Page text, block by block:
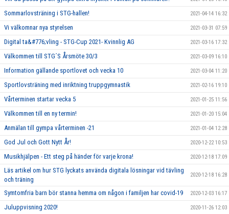
Sommarlovsträning i STG-hallen! 2021-04-14 16:32
Vi välkomnar nya styrelsen 2021-03-31 07:59
Digital ta&#776;vling - STG-Cup 2021- Kvinnlig AG 2021-03-16 17:32
Välkommen till STG´S Årsmöte 30/3 2021-03-09 16:10
Information gällande sportlovet och vecka 10 2021-03-04 11:20
Sportlovsträning med inriktning truppgymnastik 2021-02-16 19:10
Vårterminen startar vecka 5 2021-01-25 11:56
Välkommen till en ny termin! 2021-01-20 15:04
Anmälan till gympa vårterminen -21 2021-01-04 12:28
God Jul och Gott Nytt År! 2020-12-22 10:53
Musikhjälpen - Ett steg på händer för varje krona! 2020-12-18 17:09
Läs artikel om hur STG lyckats använda digitala lösningar vid tävling
och träning
2020-12-18 16:28
Symtomfria barn bör stanna hemma om någon i familjen har covid-19 2020-12-03 16:17
Juluppvisning 2020! 2020-11-26 12:03